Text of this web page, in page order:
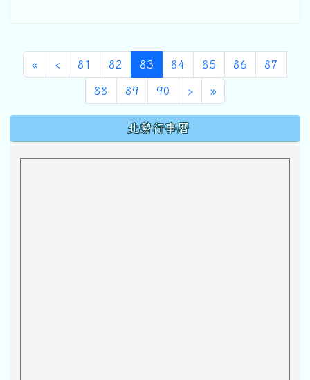
«第一頁
‹ 上一頁
81 82 83 (目前頁次)
84 85 86 87
88 89 90 ›下一頁
»最後頁
北勢行事曆